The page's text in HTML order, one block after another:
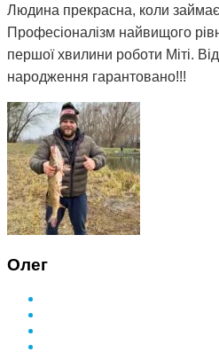
Людина прекрасна, коли
Професіоналізм найвищого
першої хвилини роботи Міті.
народження гарантовано!!!
Олег